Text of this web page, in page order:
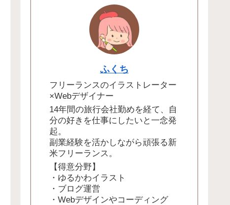
ふくち
フリーランスのイラストレーター
×Webデザイナー
14年間の旅行会社勤めを経て、自
分の好きを仕事にしたいと一念発
起。
副業経験を活かしながら頑張る新
米フリーランス。
【得意分野】
・ゆるかわイラスト
・ブログ運営
・Webデザインやコーディング